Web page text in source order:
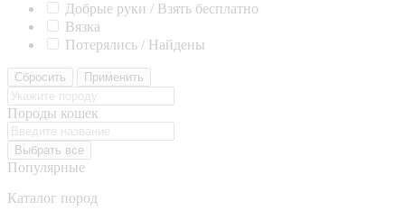
Добрые руки / Взять бесплатно
Вязка
Потерялись / Найдены
Сбросить Применить
Породы кошек
Выбрать все
Популярные
Каталог пород